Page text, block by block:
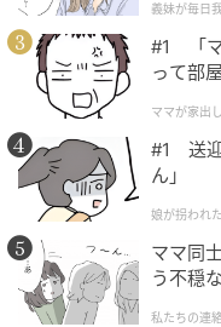
エキサイトニュース
栄美は引き留める
が】
義妹が毎日
#1 「マ
って部
ママが家出
#1 送迎
ん」
娘が拐われた
ママ同
う不穏
私たちの連